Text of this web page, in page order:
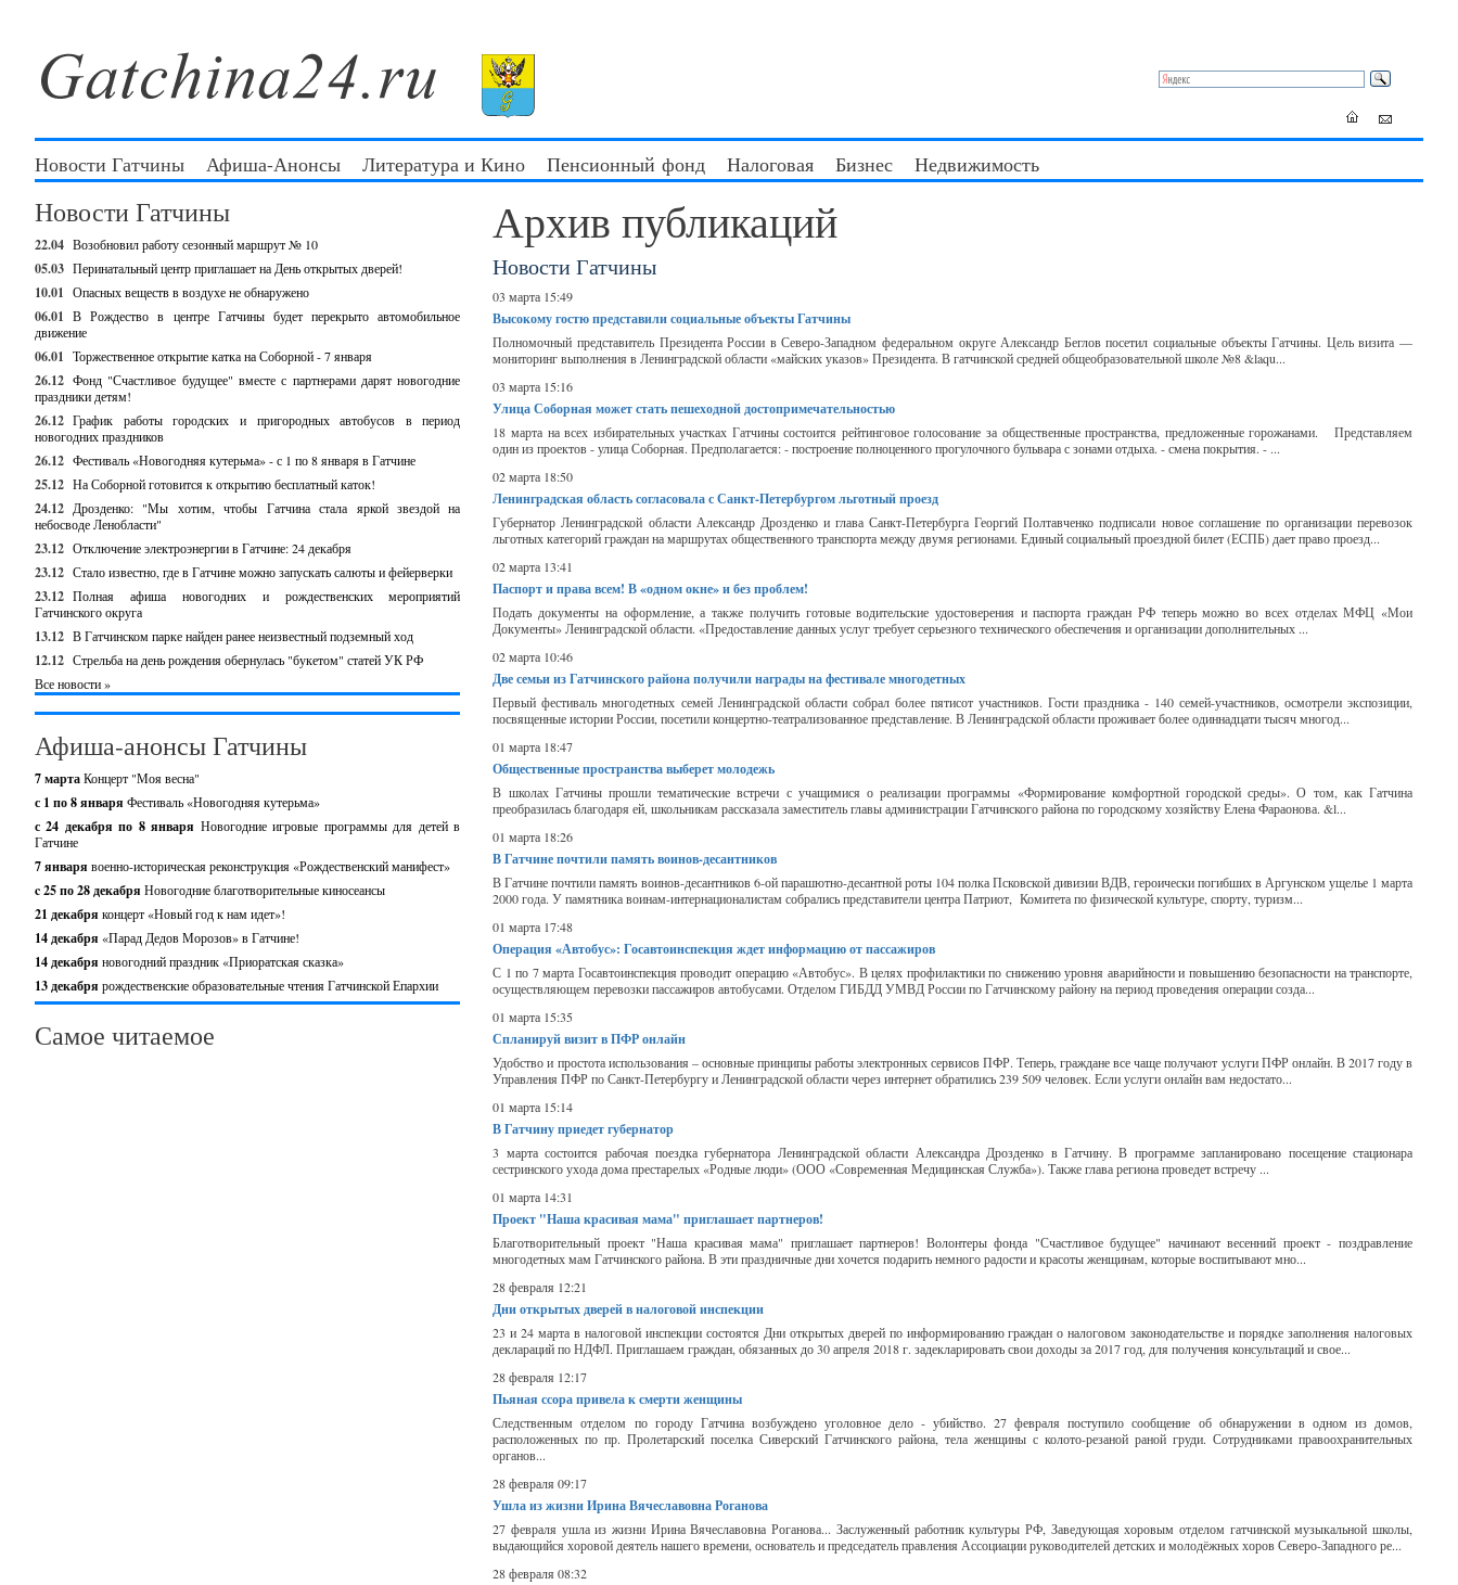
Новости Гатчины Афиша-Анонсы Литература и Кино Пенсионный фонд Налоговая Бизнес Недвижимость
Новости Гатчины
22.04 Возобновил работу сезонный маршрут № 10
05.03 Перинатальный центр приглашает на День открытых дверей!
10.01 Опасных веществ в воздухе не обнаружено
06.01 В Рождество в центре Гатчины будет перекрыто автомобильное
движение
06.01 Торжественное открытие катка на Соборной - 7 января
26.12 Фонд "Счастливое будущее" вместе с партнерами дарят новогодние
праздники детям!
26.12 График работы городских и пригородных автобусов в период
новогодних праздников
26.12 Фестиваль «Новогодняя кутерьма» - с 1 по 8 января в Гатчине
25.12 На Соборной готовится к открытию бесплатный каток!
24.12 Дрозденко: "Мы хотим, чтобы Гатчина стала яркой звездой на
небосводе Ленобласти"
23.12 Отключение электроэнергии в Гатчине: 24 декабря
23.12 Стало известно, где в Гатчине можно запускать салюты и фейерверки
23.12 Полная афиша новогодних и рождественских мероприятий
Гатчинского округа
13.12 В Гатчинском парке найден ранее неизвестный подземный ход
12.12 Стрельба на день рождения обернулась "букетом" статей УК РФ
Все новости »
Афиша-анонсы Гатчины
7 мартаКонцерт "Моя весна"
с 1 по 8 января Фестиваль «Новогодняя кутерьма»
с 24 декабря по 8 января Новогодние игровые программы для детей в
Гатчине
7 января военно-историческая реконструкция «Рождественский манифест»
c 25 по 28 декабря Новогодние благотворительные киносеансы
21 декабря концерт «Новый год к нам идет»!
14 декабря «Парад Дедов Морозов» в Гатчине!
14 декабря новогодний праздник «Приоратская сказка»
13 декабря рождественские образовательные чтения Гатчинской Епархии
Самое читаемое
Архив публикаций
Новости Гатчины
03 марта 15:49
Высокому гостю представили социальные объекты Гатчины
Полномочный представитель Президента России в Северо-Западном федеральном округе Александр Беглов посетил социальные объекты Гатчины. Цель визита —
мониторинг выполнения в Ленинградской области «майских указов» Президента. В гатчинской средней общеобразовательной школе №8 &laqu...
03 марта 15:16
Улица Соборная может стать пешеходной достопримечательностью
18 марта на всех избирательных участках Гатчины состоится рейтинговое голосование за общественные пространства, предложенные горожанами. Представляем
один из проектов - улица Соборная. Предполагается: - построение полноценного прогулочного бульвара с зонами отдыха. - смена покрытия. - ...
02 марта 18:50
Ленинградская область согласовала с Санкт-Петербургом льготный проезд
Губернатор Ленинградской области Александр Дрозденко и глава Санкт-Петербурга Георгий Полтавченко подписали новое соглашение по организации перевозок
льготных категорий граждан на маршрутах общественного транспорта между двумя регионами. Единый социальный проездной билет (ЕСПБ) дает право проезд...
02 марта 13:41
Паспорт и права всем! В «одном окне» и без проблем!
Подать документы на оформление, а также получить готовые водительские удостоверения и паспорта граждан РФ теперь можно во всех отделах МФЦ «Мои
Документы» Ленинградской области. «Предоставление данных услуг требует серьезного технического обеспечения и организации дополнительных ...
02 марта 10:46
Две семьи из Гатчинского района получили награды на фестивале многодетных
Первый фестиваль многодетных семей Ленинградской области собрал более пятисот участников. Гости праздника - 140 семей-участников, осмотрели экспозиции,
посвященные истории России, посетили концертно-театрализованное представление. В Ленинградской области проживает более одиннадцати тысяч многод...
01 марта 18:47
Общественные пространства выберет молодежь
В школах Гатчины прошли тематические встречи с учащимися о реализации программы «Формирование комфортной городской среды». О том, как Гатчина
преобразилась благодаря ей, школьникам рассказала заместитель главы администрации Гатчинского района по городскому хозяйству Елена Фараонова. &l...
01 марта 18:26
В Гатчине почтили память воинов-десантников
В Гатчине почтили память воинов-десантников 6-ой парашютно-десантной роты 104 полка Псковской дивизии ВДВ, героически погибших в Аргунском ущелье 1 марта
2000 года. У памятника воинам-интернационалистам собрались представители центра Патриот, Комитета по физической культуре, спорту, туризм...
01 марта 17:48
Операция «Автобус»: Госавтоинспекция ждет информацию от пассажиров
С 1 по 7 марта Госавтоинспекция проводит операцию «Автобус». В целях профилактики по снижению уровня аварийности и повышению безопасности на транспорте,
осуществляющем перевозки пассажиров автобусами. Отделом ГИБДД УМВД России по Гатчинскому району на период проведения операции созда...
01 марта 15:35
Спланируй визит в ПФР онлайн
Удобство и простота использования – основные принципы работы электронных сервисов ПФР. Теперь, граждане все чаще получают услуги ПФР онлайн. В 2017 году в
Управления ПФР по Санкт-Петербургу и Ленинградской области через интернет обратились 239 509 человек. Если услуги онлайн вам недостато...
01 марта 15:14
В Гатчину приедет губернатор
3 марта состоится рабочая поездка губернатора Ленинградской области Александра Дрозденко в Гатчину. В программе запланировано посещение стационара
сестринского ухода дома престарелых «Родные люди» (ООО «Современная Медицинская Служба»). Также глава региона проведет встречу ...
01 марта 14:31
Проект "Наша красивая мама" приглашает партнеров!
Благотворительный проект "Наша красивая мама" приглашает партнеров! Волонтеры фонда "Счастливое будущее" начинают весенний проект - поздравление
многодетных мам Гатчинского района. В эти праздничные дни хочется подарить немного радости и красоты женщинам, которые воспитывают мно...
28 февраля 12:21
Дни открытых дверей в налоговой инспекции
23 и 24 марта в налоговой инспекции состоятся Дни открытых дверей по информированию граждан о налоговом законодательстве и порядке заполнения налоговых
деклараций по НДФЛ. Приглашаем граждан, обязанных до 30 апреля 2018 г. задекларировать свои доходы за 2017 год, для получения консультаций и свое...
28 февраля 12:17
Пьяная ссора привела к смерти женщины
Следственным отделом по городу Гатчина возбуждено уголовное дело - убийство. 27 февраля поступило сообщение об обнаружении в одном из домов,
расположенных по пр. Пролетарский поселка Сиверский Гатчинского района, тела женщины с колото-резаной раной груди. Сотрудниками правоохранительных
органов...
28 февраля 09:17
Ушла из жизни Ирина Вячеславовна Роганова
27 февраля ушла из жизни Ирина Вячеславовна Роганова... Заслуженный работник культуры РФ, Заведующая хоровым отделом гатчинской музыкальной школы,
выдающийся хоровой деятель нашего времени, основатель и председатель правления Ассоциации руководителей детских и молодёжных хоров Северо-Западного ре...
28 февраля 08:32